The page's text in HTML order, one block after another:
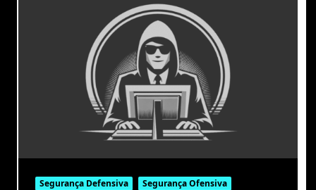
Segurança Defensiva Segurança Ofensiva